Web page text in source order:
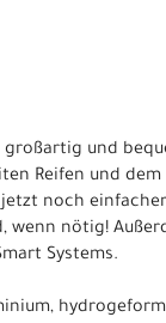
großartig und
Reifen und
noch
nötig!
Systems.